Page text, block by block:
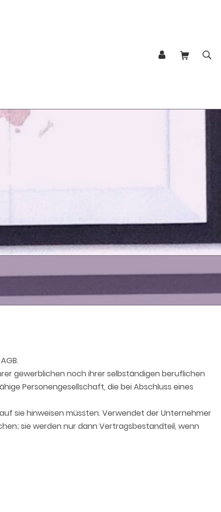
gewerblichen noch ihrer selbständigen beruflichen
Personengesellschaft, die bei Abschluss eines
sie hinweisen müssten. Verwendet der Unternehmer
sie werden nur dann Vertragsbestandteil, wenn